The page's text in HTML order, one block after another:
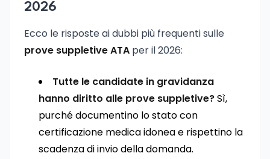
2026
Ecco le risposte ai dubbi più frequenti sulle
prove suppletive ATA per il 2026:
Tutte le candidate in gravidanza
hanno diritto alle prove suppletive?Sì,
purché documentino lo stato con
certificazione medica idonea e rispettino la
scadenza di invio della domanda.